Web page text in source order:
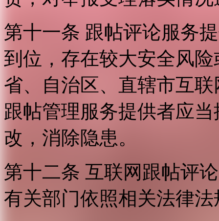
第十一条 跟帖评论服务
到位，存在较大安全风
省、自治区、直辖市互
跟帖管理服务提供者应
改，消除隐患。
第十二条 互联网跟帖评
有关部门依照相关法律